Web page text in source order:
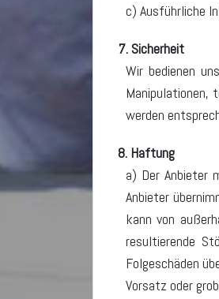
c) Ausführliche
7. Sicherheit
Wir bedienen
Manipulationen,
werden
8. Haftung
a) Der Anbieter
Anbieter
kann von
resultierende
Folgeschäden
Vorsatz oder